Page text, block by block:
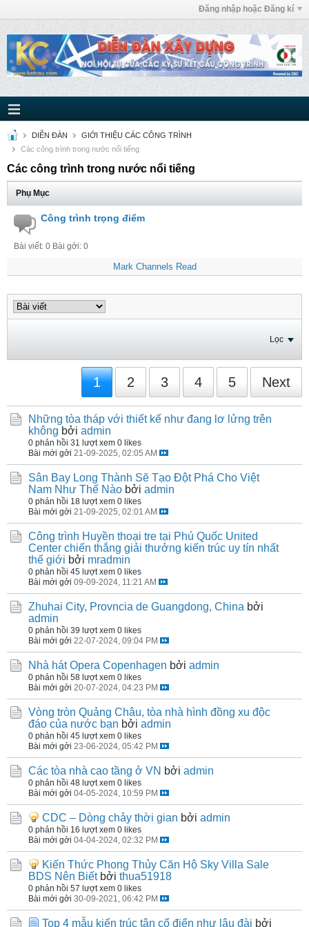
Đăng nhập hoặc Đăng kí
DIỄN ĐÀN
GIỚI THIỆU CÁC CÔNG TRÌNH
Các công trình trong nước nổi tiếng
Các công trình trong nước nổi tiếng
Phụ Mục
Công trình trọng điểm
Bài viết: 0 Bài gởi: 0
Mark Channels Read
Lọc
1 2 3 4 5 Next
Những tòa tháp với thiết kế như đang lơ lửng trên
không bởi admin
0 phản hồi 31 lượt xem 0 likes
Bài mới gởi 21-09-2025, 02:05 AM
Sân Bay Long Thành Sẽ Tạo Đột Phá Cho Việt
Nam Như Thế Nào bởi admin
0 phản hồi 18 lượt xem 0 likes
Bài mới gởi 21-09-2025, 02:01 AM
Công trình Huyền thoại tre tại Phú Quốc United
Center chiến thắng giải thưởng kiến trúc uy tín nhất
thế giới bởi mradmin
0 phản hồi 45 lượt xem 0 likes
Bài mới gởi 09-09-2024, 11:21 AM
Zhuhai City, Provncia de Guangdong, China bởi
admin
0 phản hồi 39 lượt xem 0 likes
Bài mới gởi 22-07-2024, 09:04 PM
Nhà hát Opera Copenhagen bởi admin
0 phản hồi 58 lượt xem 0 likes
Bài mới gởi 20-07-2024, 04:23 PM
Vòng tròn Quảng Châu, tòa nhà hình đồng xu độc
đáo của nước bạn bởi admin
0 phản hồi 45 lượt xem 0 likes
Bài mới gởi 23-06-2024, 05:42 PM
Các tòa nhà cao tầng ở VN bởi admin
0 phản hồi 48 lượt xem 0 likes
Bài mới gởi 04-05-2024, 10:59 PM
CDC – Dòng chảy thời gian bởi admin
0 phản hồi 16 lượt xem 0 likes
Bài mới gởi 04-04-2024, 02:32 PM
Kiến Thức Phong Thủy Căn Hộ Sky Villa Sale
BDS Nên Biết bởi thua51918
0 phản hồi 57 lượt xem 0 likes
Bài mới gởi 30-09-2021, 06:42 PM
Top 4 mẫu kiến trúc tân cổ điển như lâu đài bởi